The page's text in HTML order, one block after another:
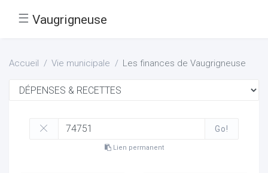
☰ Vaugrigneuse
Accueil Vie municipale Les finances de Vaugrigneuse
Go!
Lien permanent